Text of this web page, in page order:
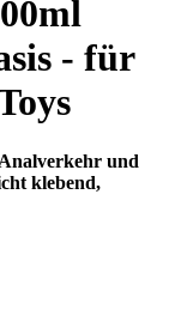
- für
und
klebend,